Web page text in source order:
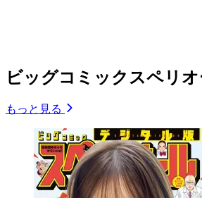
ビッグコミックスペリ
もっと見る